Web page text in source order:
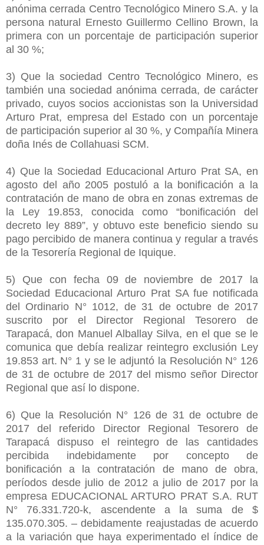
anónima cerrada Centro Tecnológico Minero S.A. y la
persona natural Ernesto Guillermo Cellino Brown, la
primera con un porcentaje de participación superior
al 30 %;
3) Que la sociedad Centro Tecnológico Minero, es
también una sociedad anónima cerrada, de carácter
privado, cuyos socios accionistas son la Universidad
Arturo Prat, empresa del Estado con un porcentaje
de participación superior al 30 %, y Compañía Minera
doña Inés de Collahuasi SCM.
4) Que la Sociedad Educacional Arturo Prat SA, en
agosto del año 2005 postuló a la bonificación a la
contratación de mano de obra en zonas extremas de
la Ley 19.853, conocida como “bonificación del
decreto ley 889”, y obtuvo este beneficio siendo su
pago percibido de manera continua y regular a través
de la Tesorería Regional de Iquique.
5) Que con fecha 09 de noviembre de 2017 la
Sociedad Educacional Arturo Prat SA fue notificada
del Ordinario N° 1012, de 31 de octubre de 2017
suscrito por el Director Regional Tesorero de
Tarapacá, don Manuel Alballay Silva, en el que se le
comunica que debía realizar reintegro exclusión Ley
19.853 art. N° 1 y se le adjuntó la Resolución N° 126
de 31 de octubre de 2017 del mismo señor Director
Regional que así lo dispone.
6) Que la Resolución N° 126 de 31 de octubre de
2017 del referido Director Regional Tesorero de
Tarapacá dispuso el reintegro de las cantidades
percibida indebidamente por concepto de
bonificación a la contratación de mano de obra,
períodos desde julio de 2012 a julio de 2017 por la
empresa EDUCACIONAL ARTURO PRAT S.A. RUT
N° 76.331.720-k, ascendente a la suma de $
135.070.305. – debidamente reajustadas de acuerdo
a la variación que haya experimentado el índice de